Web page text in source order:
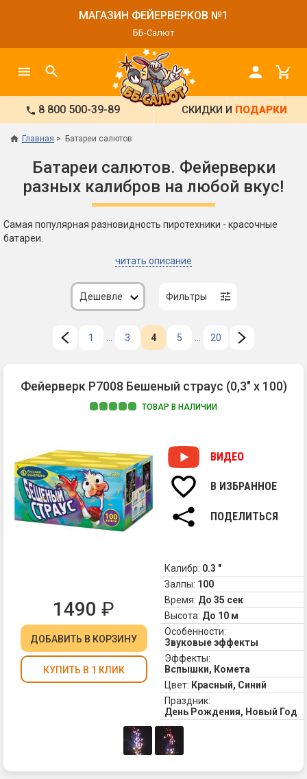
МАГАЗИН ФЕЙЕРВЕРКОВ №1
ББ-Салют
8 800 500-39-89 СКИДКИ И ПОДАРКИ
Главная Батареи салютов
Батареи салютов. Фейерверки
разных калибров на любой вкус!
Самая популярная разновидность пиротехники - красочные
батареи.
читать описание
Дешевле Фильтры
1 3 4 5 20
Фейерверк Р7008 Бешеный страус (0,3" х 100)
ТОВАР В НАЛИЧИИ
ВИДЕО
В ИЗБРАННОЕ
ПОДЕЛИТЬСЯ
1490 ₽
ДОБАВИТЬ В КОРЗИНУ
КУПИТЬ В 1 КЛИК
Калибр: 0.3 "
Залпы: 100
Время: До 35 сек
Высота: До 10 м
Особенности:
Звуковые эффекты
Эффекты:
Вспышки, Комета
Цвет: Красный, Синий
Праздник:
День Рождения, Новый Год
в